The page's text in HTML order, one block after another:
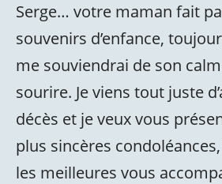
Serge… votre maman fait
souvenirs d’enfance,
me souviendrai de son
sourire. Je viens tout juste
décès et je veux vous
plus sincères
les meilleures vous